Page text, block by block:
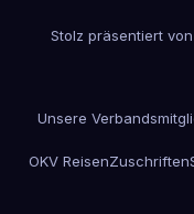
Stolz präsentiert
Unsere
OKV ReisenZuschriften